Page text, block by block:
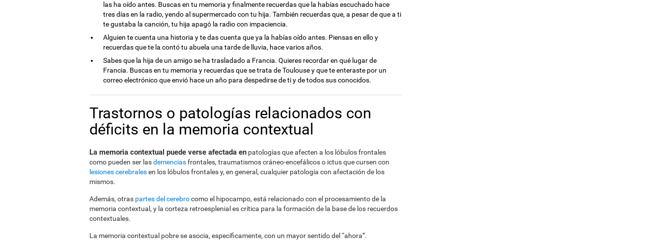
las ha oído antes. Buscas en tu memoria y finalmente recuerdas que la habías escuchado hace
tres días en la radio, yendo al supermercado con tu hija. También recuerdas que, a pesar de que a ti
te gustaba la canción, tu hija apagó la radio con impaciencia.
Alguien te cuenta una historia y te das cuenta que ya la habías oído antes. Piensas en ello y
recuerdas que te la contó tu abuela una tarde de lluvia, hace varios años.
Sabes que la hija de un amigo se ha trasladado a Francia. Quieres recordar en qué lugar de
Francia. Buscas en tu memoria y recuerdas que se trata de Toulouse y que te enteraste por un
correo electrónico que envió hace un año para despedirse de ti y de todos sus conocidos.
Trastornos o patologías relacionados con
déficits en la memoria contextual
La memoria contextual puede verse afectada en patologías que afecten a los lóbulos frontales
como pueden ser lasdemenciasfrontales, traumatismos cráneo-encefálicos o ictus que cursen con
lesiones cerebralesen los lóbulos frontales y, en general, cualquier patología con afectación de los
mismos.
Además, otras partes del cerebrocomo el hipocampo, está relacionado con el procesamiento de la
memoria contextual, y la corteza retroesplenial es crítica para la formación de la base de los recuerdos
contextuales.
La memoria contextual pobre se asocia, específicamente, con un mayor sentido del “ahora”.